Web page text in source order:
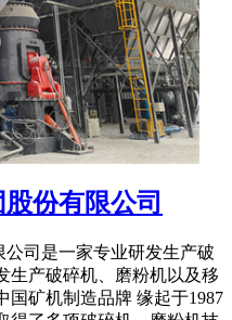
份有限公司
司是一家专业研发生产破
生产破碎机、磨粉机以及移
国矿机制造品牌 缘起于1987